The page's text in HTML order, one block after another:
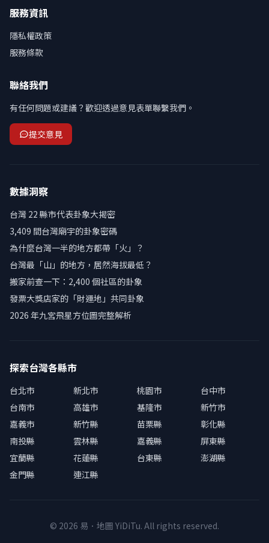
服務資訊
隱私權政策
服務條款
聯絡我們
有任何問題或建議？歡迎透過意見表單聯繫我們。
提交意見
數據洞察
台灣 22 縣市代表卦象大揭密
3,409 間台灣廟宇的卦象密碼
為什麼台灣一半的地方都帶「火」？
台灣最「山」的地方，居然海拔最低？
搬家前查一下：2,400 個社區的卦象
發票大獎店家的「財運地」共同卦象
2026 年九宮飛星方位圖完整解析
探索台灣各縣市
台北市 新北市 桃園市
台中市
台南市
高雄市 基隆市
新竹市
嘉義市
新竹縣 苗栗縣
彰化縣
南投縣
雲林縣 嘉義縣
屏東縣
宜蘭縣
花蓮縣 台東縣
澎湖縣
金門縣
連江縣
© 2026 易．地圖 YiDiTu. All rights reserved.